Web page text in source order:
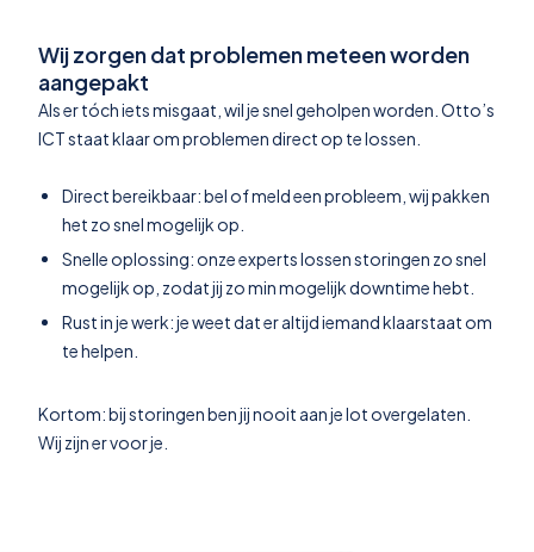
Wij zorgen dat problemen meteen worden
aangepakt
Als er tóch iets misgaat, wil je snel geholpen worden. Otto’s
ICT staat klaar om problemen direct op te lossen.
Direct bereikbaar: bel of meld een probleem, wij pakken
het zo snel mogelijk op.
Snelle oplossing: onze experts lossen storingen zo snel
mogelijk op, zodat jij zo min mogelijk downtime hebt.
Rust in je werk: je weet dat er altijd iemand klaarstaat om
te helpen.
Kortom: bij storingen ben jij nooit aan je lot overgelaten.
Wij zijn er voor je.